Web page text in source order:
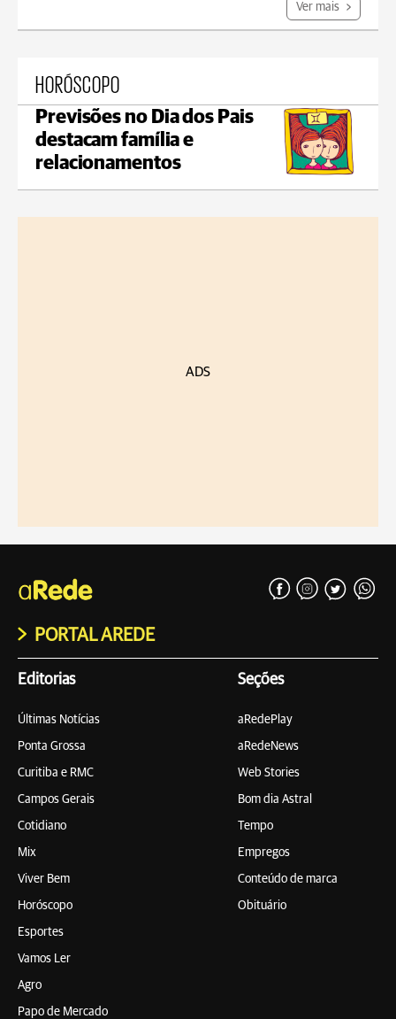
Ver mais
HORÓSCOPO
Previsões no Dia dos Pais
destacam família e
relacionamentos
ADS
PORTAL AREDE
Editorias
Últimas Notícias
Ponta Grossa
Curitiba e RMC
Campos Gerais
Cotidiano
Mix
Viver Bem
Horóscopo
Esportes
Vamos Ler
Agro
Papo de Mercado
Seções
aRedePlay
aRedeNews
Web Stories
Bom dia Astral
Tempo
Empregos
Conteúdo de marca
Obituário